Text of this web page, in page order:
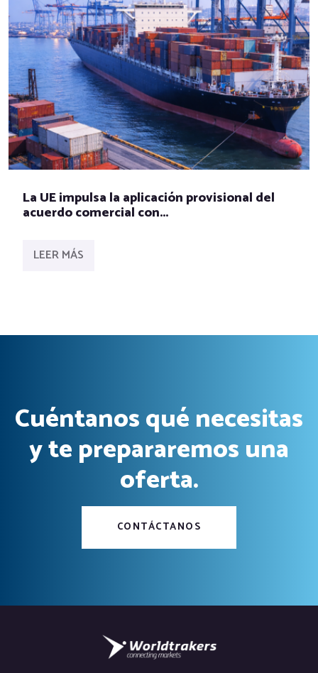
La UE impulsa la aplicación provisional del
acuerdo comercial con...
LEER MÁS
Cuéntanos qué necesitas
y te prepararemos una
oferta.
CONTÁCTANOS